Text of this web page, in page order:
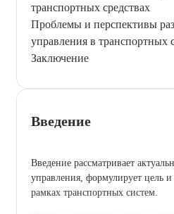
транспортных средствах
Проблемы и перспективы
управления в транспортных
Заключение
Введение
Введение рассматривает
управления, формулирует цель и
рамках транспортных систем.